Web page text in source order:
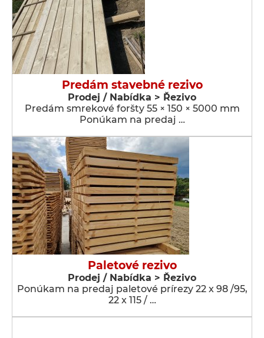
Predám stavebné rezivo
Prodej / Nabídka > Řezivo
Predám smrekové foršty 55 × 150 × 5000 mm
Ponúkam na predaj …
Paletové rezivo
Prodej / Nabídka > Řezivo
Ponúkam na predaj paletové prírezy 22 x 98 /95,
22 x 115 / …